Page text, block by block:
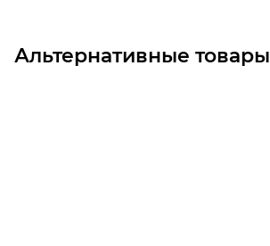
Альтернативные товары